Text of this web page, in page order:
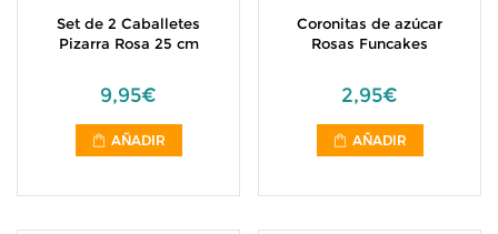
Set de 2 Caballetes
Pizarra Rosa 25 cm
9,95€
AÑADIR
Coronitas de azúcar
Rosas Funcakes
2,95€
AÑADIR